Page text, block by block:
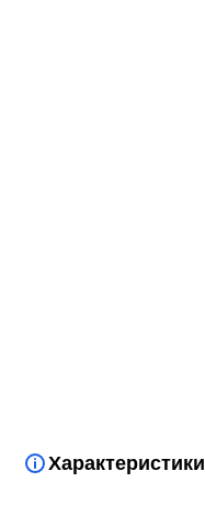
Характеристики